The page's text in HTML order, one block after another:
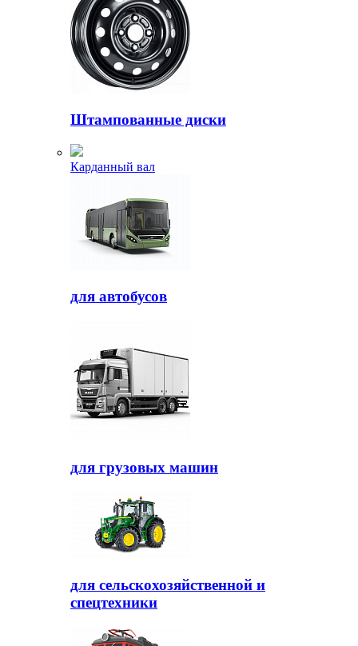
Штампованные диски
Карданный вал
для автобусов
для грузовых машин
для сельскохозяйственной и
спецтехники